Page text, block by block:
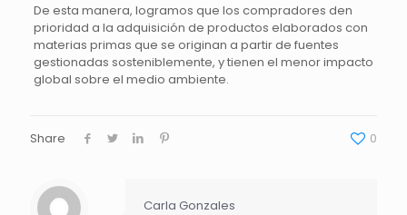
De esta manera, logramos que los compradores den
prioridad a la adquisición de productos elaborados con
materias primas que se originan a partir de fuentes
gestionadas sosteniblemente, y tienen el menor impacto
global sobre el medio ambiente.
Share 0
Carla Gonzales